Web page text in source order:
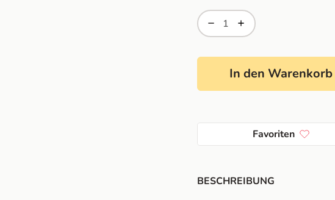
In den Warenkorb
Favoriten
BESCHREIBUNG